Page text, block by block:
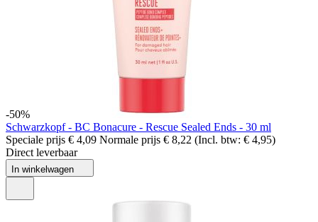
-50%
Schwarzkopf - BC Bonacure - Rescue Sealed Ends - 30 ml
Speciale prijs € 4,09 Normale prijs € 8,22 (Incl. btw: € 4,95)
Direct leverbaar
In winkelwagen